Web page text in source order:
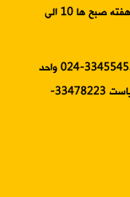
ساختمان نامور طبقه پایین (درایام هفته صبح ها 10 الی
024-33544688 واحد مشتریان 33455453-024 واحد
مشتریان 33466877-024 واحد ریاست 33478223-